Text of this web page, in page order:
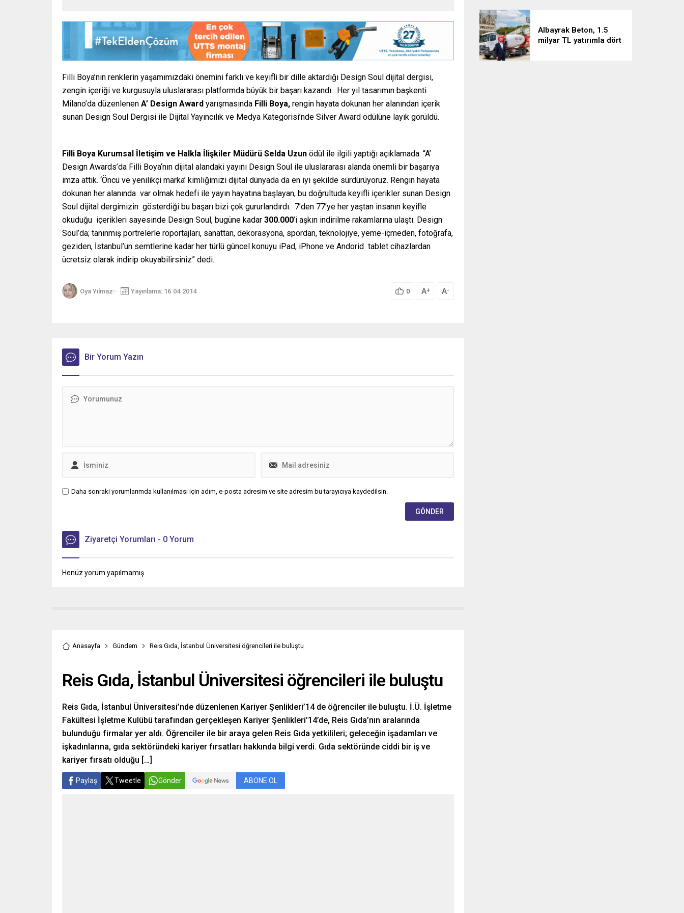
Filli Boya’nın renklerin yaşamımızdaki önemini farklı ve keyifli bir dille aktardığı Design Soul dijital dergisi,
zengin içeriği ve kurgusuyla uluslararası platformda büyük bir başarı kazandı. Her yıl tasarımın başkenti
Milano’da düzenlenen A’ Design Award yarışmasında Filli Boya, rengin hayata dokunan her alanından içerik
sunan Design Soul Dergisi ile Dijital Yayıncılık ve Medya Kategorisi’nde Silver Award ödülüne layık görüldü.
Filli Boya Kurumsal İletişim ve Halkla İlişkiler Müdürü Selda Uzun ödül ile ilgili yaptığı açıklamada: “A’
Design Awards’da Filli Boya‘nın dijital alandaki yayını Design Soul ile uluslararası alanda önemli bir başarıya
imza attık. ‘Öncü ve yenilikçi marka’ kimliğimizi dijital dünyada da en iyi şekilde sürdürüyoruz. Rengin hayata
dokunan her alanında var olmak hedefi ile yayın hayatına başlayan, bu doğrultuda keyifli içerikler sunan Design
Soul dijital dergimizin gösterdiği bu başarı bizi çok gururlandırdı. 7’den 77’ye her yaştan insanın keyifle
okuduğu içerikleri sayesinde Design Soul, bugüne kadar 300.000’i aşkın indirilme rakamlarına ulaştı. Design
Soul’da; tanınmış portrelerle röportajları, sanattan, dekorasyona, spordan, teknolojiye, yeme-içmeden, fotoğrafa,
geziden, İstanbul’un semtlerine kadar her türlü güncel konuyu iPad, iPhone ve Andorid tablet cihazlardan
ücretsiz olarak indirip okuyabilirsiniz” dedi.
Oya Yılmaz Yayınlama: 16.04.2014 0 A+ A-
Bir Yorum Yazın
Daha sonraki yorumlarımda kullanılması için adım, e-posta adresim ve site adresim bu tarayıcıya kaydedilsin.
Ziyaretçi Yorumları - 0 Yorum
Henüz yorum yapılmamış.
Anasayfa Gündem Reis Gıda, İstanbul Üniversitesi öğrencileri ile buluştu
Reis Gıda, İstanbul Üniversitesi öğrencileri ile buluştu
Reis Gıda, İstanbul Üniversitesi’nde düzenlenen Kariyer Şenlikleri’14 de öğrenciler ile buluştu. İ.Ü. İşletme
Fakültesi İşletme Kulübü tarafından gerçekleşen Kariyer Şenlikleri’14’de, Reis Gıda’nın aralarında
bulunduğu firmalar yer aldı. Öğrenciler ile bir araya gelen Reis Gıda yetkilileri; geleceğin işadamları ve
işkadınlarına, gıda sektöründeki kariyer fırsatları hakkında bilgi verdi. Gıda sektöründe ciddi bir iş ve
kariyer fırsatı olduğu […]
Paylaş Tweetle Gönder ABONE OL
Albayrak Beton, 1.5
milyar TL yatırımla dört